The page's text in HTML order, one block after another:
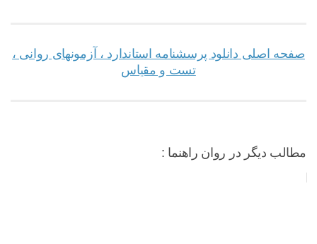
صفحه اصلی دانلود پرسشنامه استاندارد ، آزمونهای روانی ،
تست و مقیاس
مطالب دیگر در روان راهنما :